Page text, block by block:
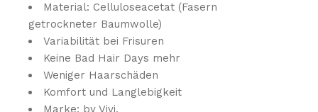
Material: Celluloseacetat (Fasern
getrockneter Baumwolle)
Variabilität bei Frisuren
Keine Bad Hair Days mehr
Weniger Haarschäden
Komfort und Langlebigkeit
Marke: by Vivi.